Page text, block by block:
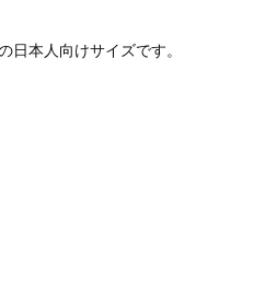
日本人向けサイズです。